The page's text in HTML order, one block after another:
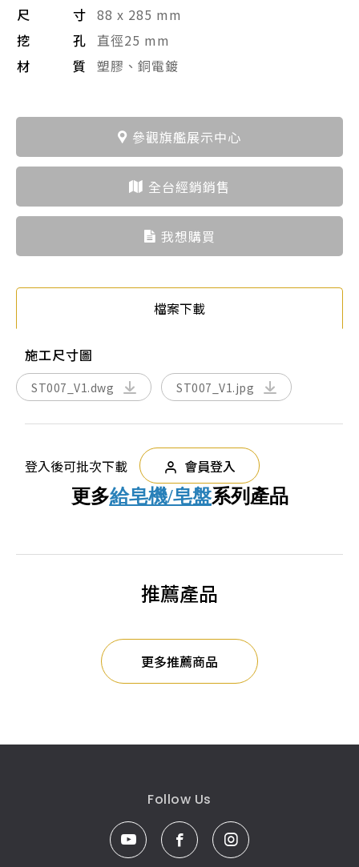
尺寸 88 x 285 mm
挖孔 直徑25 mm
材質
塑膠、銅電鍍
參觀旗艦展示中心
全台經銷銷售
我想購買
檔案下載
施工尺寸圖
ST007_V1.dwg ST007_V1.jpg
登入後可批次下載 會員登入
更多給皂機/皂盤系列產品
推薦產品
更多推薦商品
Follow Us